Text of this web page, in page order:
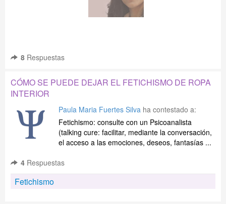
8 Respuestas
CÓMO SE PUEDE DEJAR EL FETICHISMO DE ROPA
INTERIOR
Paula Maria Fuertes Silva ha contestado a:
Fetichismo: consulte con un Psicoanalista
(talking cure: facilitar, mediante la conversación,
el acceso a las emociones, deseos, fantasías ...
4 Respuestas
Fetichismo